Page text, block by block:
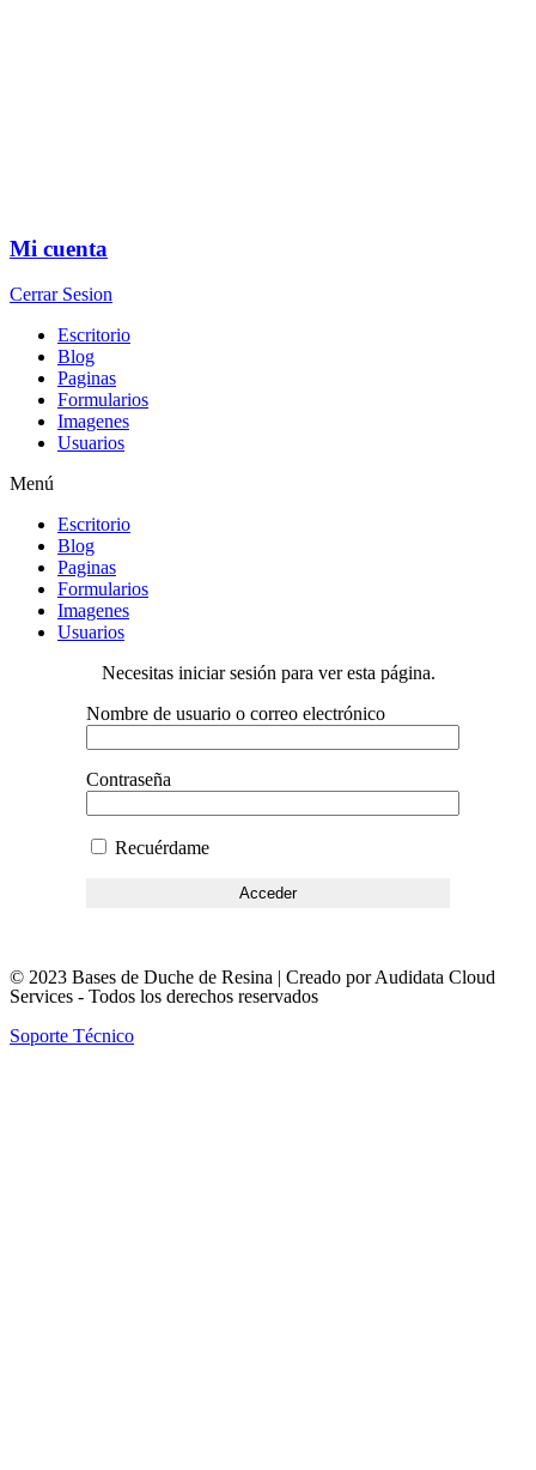
Mi cuenta
Cerrar Sesion
Escritorio
Blog
Paginas
Formularios
Imagenes
Usuarios
Menú
Escritorio
Blog
Paginas
Formularios
Imagenes
Usuarios
Necesitas iniciar sesión para ver esta página.
Nombre de usuario o correo electrónico
Contraseña
Recuérdame
© 2023 Bases de Duche de Resina | Creado por Audidata Cloud
Services - Todos los derechos reservados
Soporte Técnico